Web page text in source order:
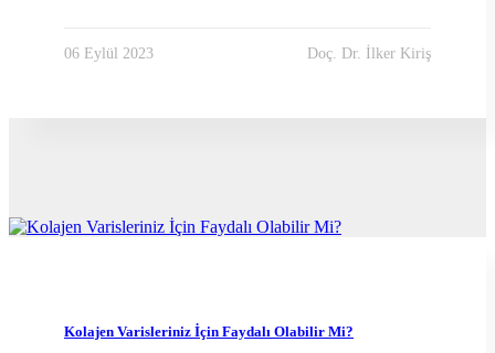
06 Eylül 2023 Doç. Dr. İlker Kiriş
Kolajen Varisleriniz İçin Faydalı Olabilir Mi?